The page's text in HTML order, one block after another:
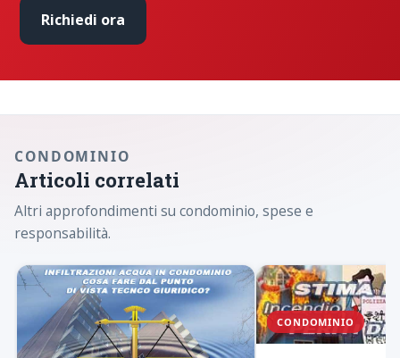
Richiedi ora
CONDOMINIO
Articoli correlati
Altri approfondimenti su condominio, spese e
responsabilità.
CONDOMINIO